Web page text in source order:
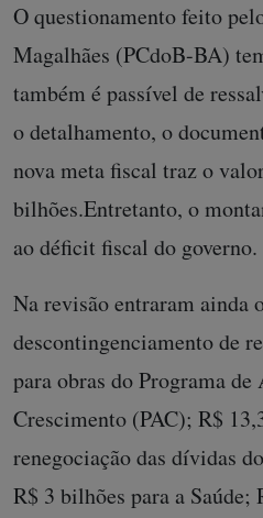
O questionamento feito
Magalhães (PCdoB-BA)
também é passível de
o detalhamento, o
nova meta fiscal traz o
bilhões.Entretanto, o
ao déficit fiscal do governo.
Na revisão entraram ainda
descontingenciamento de
para obras do Programa de
Crescimento (PAC); R$
renegociação das dívidas
R$ 3 bilhões para a Saúde;